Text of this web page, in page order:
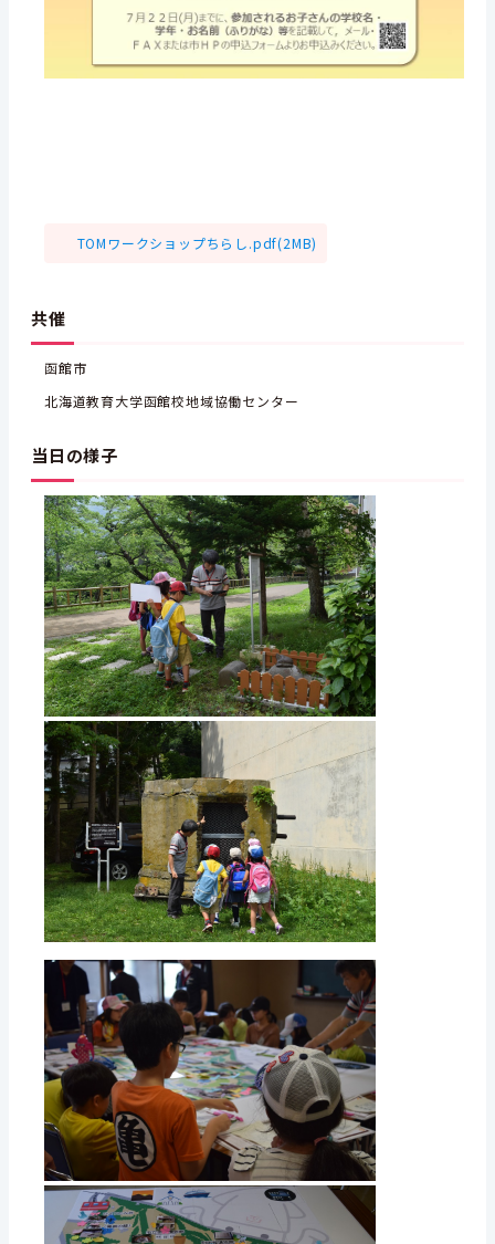
TOMワークショップちらし.pdf(2MB)
共催
函館市
北海道教育大学函館校地域協働センター
当日の様子